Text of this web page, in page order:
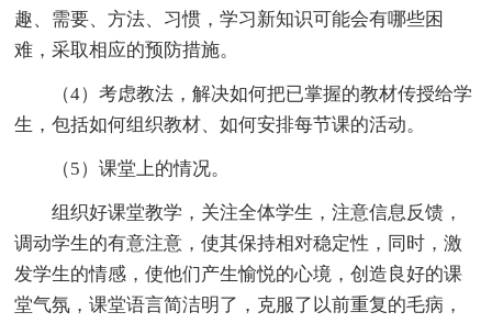
趣、需要、方法、习惯，学习新知识可能会有哪些困
难，采取相应的预防措施。
（4）考虑教法，解决如何把已掌握的教材传授给学
生，包括如何组织教材、如何安排每节课的活动。
（5）课堂上的情况。
组织好课堂教学，关注全体学生，注意信息反馈，
调动学生的有意注意，使其保持相对稳定性，同时，激
发学生的情感，使他们产生愉悦的心境，创造良好的课
堂气氛，课堂语言简洁明了，克服了以前重复的毛病，